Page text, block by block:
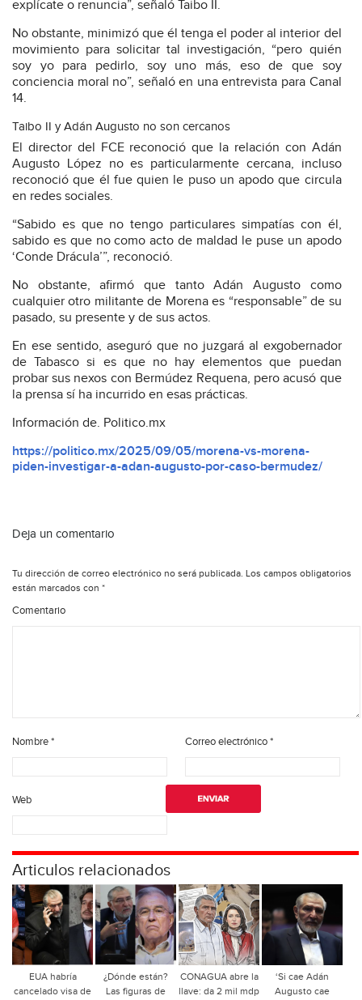
explícate o renuncia”, señaló Taibo II.
No obstante, minimizó que él tenga el poder al interior del
movimiento para solicitar tal investigación, “pero quién
soy yo para pedirlo, soy uno más, eso de que soy
conciencia moral no”, señaló en una entrevista para Canal
14.
Taibo II y Adán Augusto no son cercanos
El director del FCE reconoció que la relación con Adán
Augusto López no es particularmente cercana, incluso
reconoció que él fue quien le puso un apodo que circula
en redes sociales.
“Sabido es que no tengo particulares simpatías con él,
sabido es que no como acto de maldad le puse un apodo
‘Conde Drácula’”, reconoció.
No obstante, afirmó que tanto Adán Augusto como
cualquier otro militante de Morena es “responsable” de su
pasado, su presente y de sus actos.
En ese sentido, aseguró que no juzgará al exgobernador
de Tabasco si es que no hay elementos que puedan
probar sus nexos con Bermúdez Requena, pero acusó que
la prensa sí ha incurrido en esas prácticas.
Información de. Politico.mx
https://politico.mx/2025/09/05/morena-vs-morena-
piden-investigar-a-adan-augusto-por-caso-bermudez/
Deja un comentario
Tu dirección de correo electrónico no será publicada. Los campos obligatorios
están marcados con *
Comentario
Nombre* Correo electrónico*
Web
Articulos relacionados
EUA habría
cancelado visa de
¿Dónde están?
Las figuras de
CONAGUA abre la
llave: da 2 mil mdp
‘Si cae Adán
Augusto cae